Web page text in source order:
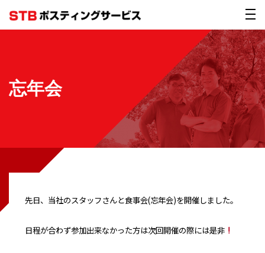
忘年会
先日、当社のスタッフさんと食事会(忘年会)を開催しました。
日程が合わず参加出来なかった方は次回開催の際には是非